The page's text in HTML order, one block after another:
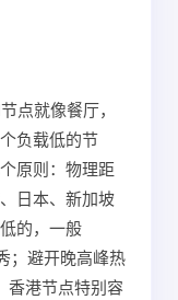
点就像餐厅，
负载低的节
原则：物理距
日本、新加坡
的，一般
；避开晚高峰热
香港节点特别容